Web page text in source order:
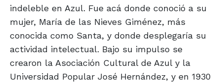
indeleble en Azul. Fue acá donde conoció a su
mujer, María de las Nieves Giménez, más
conocida como Santa, y donde desplegaría su
actividad intelectual. Bajo su impulso se
crearon la Asociación Cultural de Azul y la
Universidad Popular José Hernández, y en 1930